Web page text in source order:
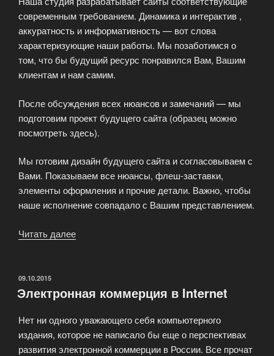
современным требованием. Динамика и интерактив ,
аккуратность и информативность — вот слова
характеризующие наши работы. Мы позаботимся о
том, что бы будущий ресурс понравился Вам, Вашим
клиентам и нам самим.
После обсуждения всех нюансов и замечаний — мы
подготовим проект будущего сайта (образец можно
посмотреть здесь).
Мы готовим дизайн будущего сайта и согласовываем с
Вами. Показываем все нюансы, флеш-заставки,
элементы оформления и прочие детали. Важно, чтобы
наше исполнение совпадало с Вашим представлением.
Читать далее
сайта»
ОПУБЛИКОВАНО
09.10.2015
Электронная коммерция в Internet
Нет ни одного уважающего себя компьютерного
издания, которое не написало бы еще о перспективах
развития электронной коммерции в России. Все прочат